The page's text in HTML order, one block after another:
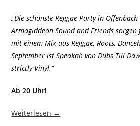
„Die schönste Reggae Party in Offenbach
Armagiddeon Sound and Friends
mit einem Mix aus Reggae, Roots,
September ist Speakah von Dubs Till
strictly Vinyl.“
Ab 20 Uhr!
Weiterlesen →